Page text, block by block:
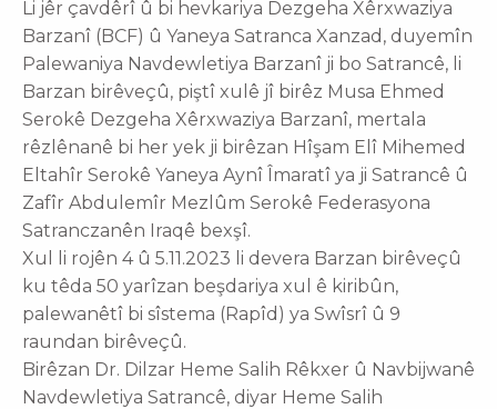
Li jêr çavdêrî û bi hevkariya Dezgeha Xêrxwaziya
Barzanî (BCF) û Yaneya Satranca Xanzad, duyemîn
Palewaniya Navdewletiya Barzanî ji bo Satrancê, li
Barzan birêveçû, piştî xulê jî birêz Musa Ehmed
Serokê Dezgeha Xêrxwaziya Barzanî, mertala
rêzlênanê bi her yek ji birêzan Hîşam Elî Mihemed
Eltahîr Serokê Yaneya Aynî Îmaratî ya ji Satrancê û
Zafîr Abdulemîr Mezlûm Serokê Federasyona
Satranczanên Iraqê bexşî.
Xul li rojên 4 û 5.11.2023 li devera Barzan birêveçû
ku têda 50 yarîzan beşdariya xul ê kiribûn,
palewanêtî bi sîstema (Rapîd) ya Swîsrî û 9
raundan birêveçû.
Birêzan Dr. Dilzar Heme Salih Rêkxer û Navbijwanê
Navdewletiya Satrancê, diyar Heme Salih